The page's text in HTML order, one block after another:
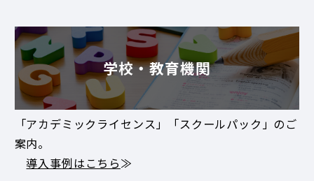
学校・教育機関
「アカデミックライセンス」「スクールパック」のご
案内。
導入事例はこちら≫